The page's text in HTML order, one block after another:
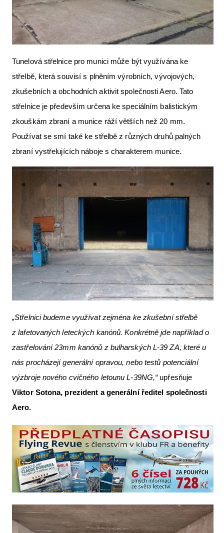
Tunelová střelnice pro munici může být využívána ke
střelbě, která souvisí s plněním výrobních, vývojových,
zkušebních a obchodních aktivit společnosti Aero. Tato
střelnice je především určena ke speciálním balistickým
zkouškám zbraní a munice ráží větších než 20 mm.
Používat se smí také ke střelbě z různých druhů palných
zbraní vystřelujících náboje s charakterem munice.
„Střelnici budeme využívat zejména ke zkušební střelbě
z lafetovaných leteckých kanónů. Konkrétně jde například o
zastřelování 23mm kanónů z bulharských L-39 ZA, které u
nás procházejí generální opravou, nebo testů potenciální
výzbroje nového cvičného letounu L-39NG,“upřesňuje
Viktor Sotona, prezident a generální ředitel společnosti
Aero.
E-SHOP